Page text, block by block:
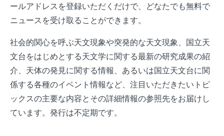
ールアドレスを登録いただくだけで、どなたでも無料で
ニュースを受け取ることができます。
社会的関心を呼ぶ天文現象や突発的な天文現象、国立天
文台をはじめとする天文学に関する最新の研究成果の紹
介、天体の発見に関する情報、あるいは国立天文台に関
係する各種のイベント情報など、注目いただきたいトピ
ックスの主要な内容とその詳細情報の参照先をお届けし
ています。発行は不定期です。